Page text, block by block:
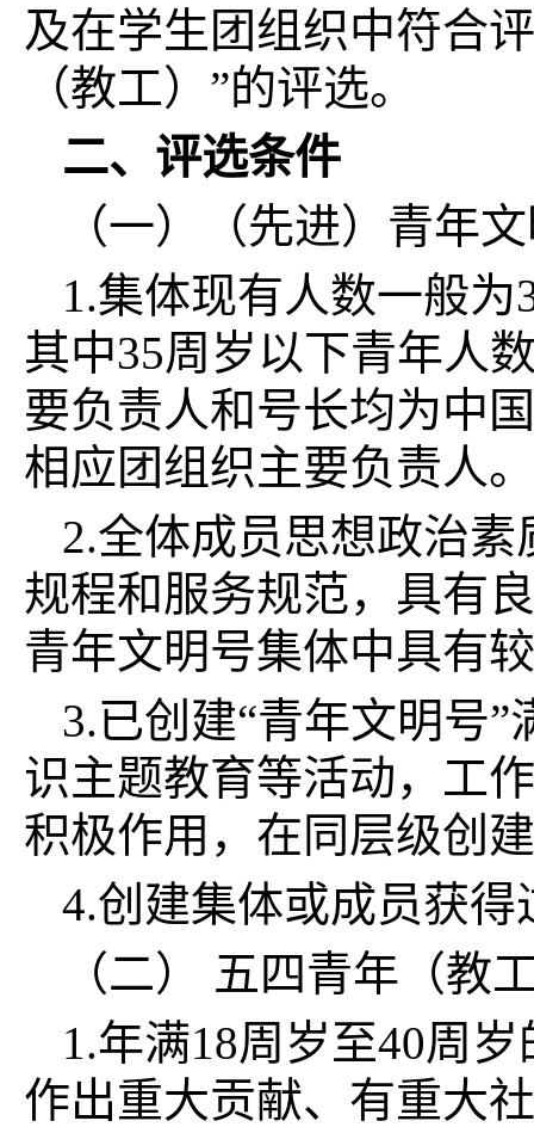
及在学生团组织中符合
（教工）”的评选。
二、评选条件
（一）（先进）青年
1.集体现有人数一般
其中35周岁以下青年人
要负责人和号长均为中
相应团组织主要负责人。
2.全体成员思想政治
规程和服务规范，具有
青年文明号集体中具有
3.已创建“青年文明号
识主题教育等活动，工
积极作用，在同层级创
4.创建集体或成员获
（二） 五四青年（教
1.年满18周岁至40周
作出重大贡献、有重大